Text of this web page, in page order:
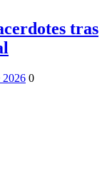
tras
2026 0